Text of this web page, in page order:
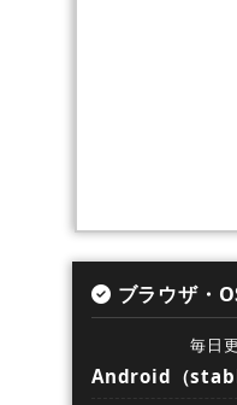
ブラウザ・
毎日
Android（